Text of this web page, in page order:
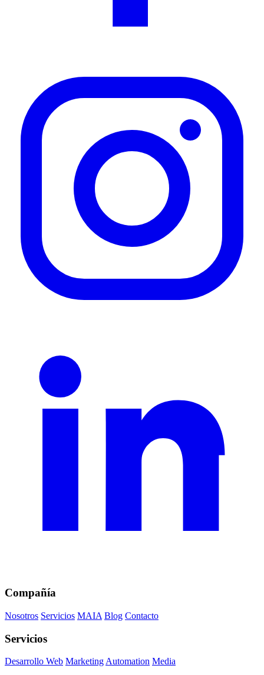
Compañía
Nosotros Servicios MAIA Blog Contacto
Servicios
Desarrollo Web MarketingAutomation Media